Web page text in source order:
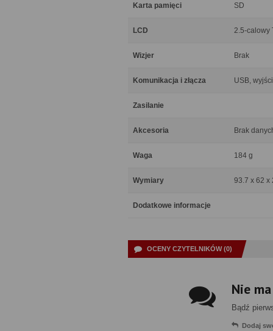
Karta pamięci SD
LCD 2.5-calowy
Wizjer Brak
Komunikacja i złącza USB,
Zasilanie
Akcesoria Brak
Waga 184 g
Wymiary 93.7 x 62 x
Dodatkowe informacje
OCENY CZYTELNIKÓW (0)
Nie
Bądź
Dodaj